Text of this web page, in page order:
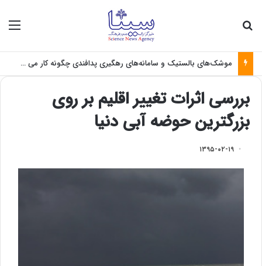
موشک‌های بالستیک و سامانه‌های رهگیری پدافندی چگونه کار می کنند؟
بررسی اثرات تغییر اقلیم بر روی
بزرگترین حوضه آبی دنیا
۱۳۹۵-۰۲-۱۹